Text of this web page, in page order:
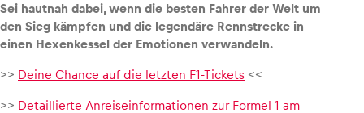
Sei hautnah dabei, wenn die besten Fahrer der Welt um
den Sieg kämpfen und die legendäre Rennstrecke in
einen Hexenkessel der Emotionen verwandeln.
>> Deine Chance auf die letzten F1-Tickets <<
>> Detaillierte Anreiseinformationen zur Formel 1 am